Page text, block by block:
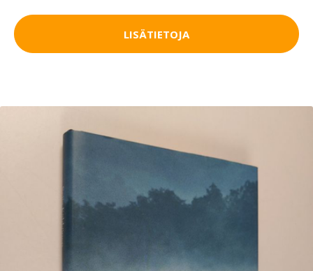
LISÄTIETOJA